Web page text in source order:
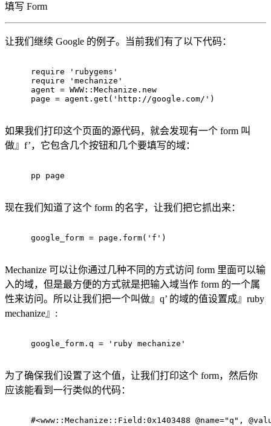
填写 Form
让我们继续 Google 的例子。当前我们有了以下代码：
require 'rubygems'
require 'mechanize'
agent = WWW::Mechanize.new
page = agent.get('http://google.com/')
如果我们打印这个页面的源代码，就会发现有一个 form 叫
做』f’，它包含几个按钮和几个要填写的域：
pp page
现在我们知道了这个 form 的名字，让我们把它抓出来：
google_form = page.form('f')
Mechanize 可以让你通过几种不同的方式访问 form 里面可以输
入的域，但是最方便的方式就是把输入域当作 form 的一个属
性来访问。所以让我们把一个叫做』q’ 的域的值设置成』ruby
mechanize』:
google_form.q = 'ruby mechanize'
为了确保我们设置了这个值，让我们打印这个 form，然后你
应该能看到一行类似的代码：
#<www::Mechanize::Field:0x1403488 @name="q",